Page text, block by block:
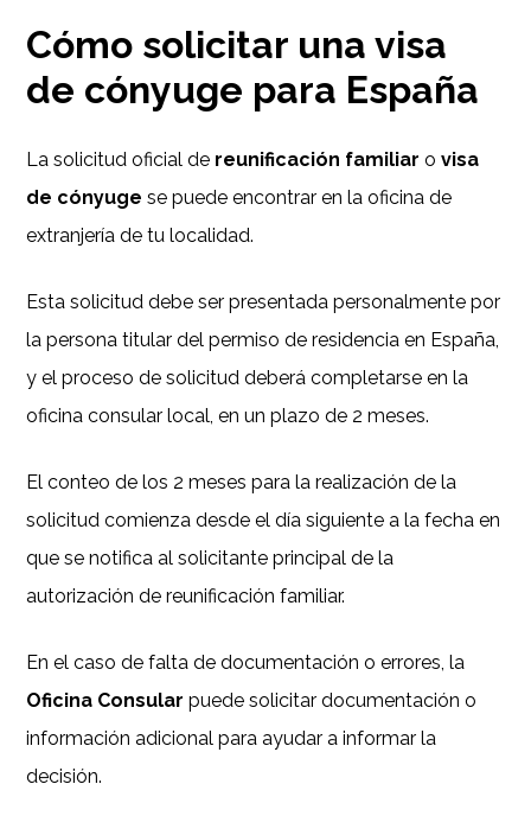
Cómo solicitar una visa
de cónyuge para España
La solicitud oficial de reunificación familiar ovisa
de cónyuge se puede encontrar en la oficina de
extranjería de tu localidad.
Esta solicitud debe ser presentada personalmente por
la persona titular del permiso de residencia en España,
y el proceso de solicitud deberá completarse en la
oficina consular local, en un plazo de 2 meses.
El conteo de los 2 meses para la realización de la
solicitud comienza desde el día siguiente a la fecha en
que se notifica al solicitante principal de la
autorización de reunificación familiar.
En el caso de falta de documentación o errores, la
Oficina Consular puede solicitar documentación o
información adicional para ayudar a informar la
decisión.